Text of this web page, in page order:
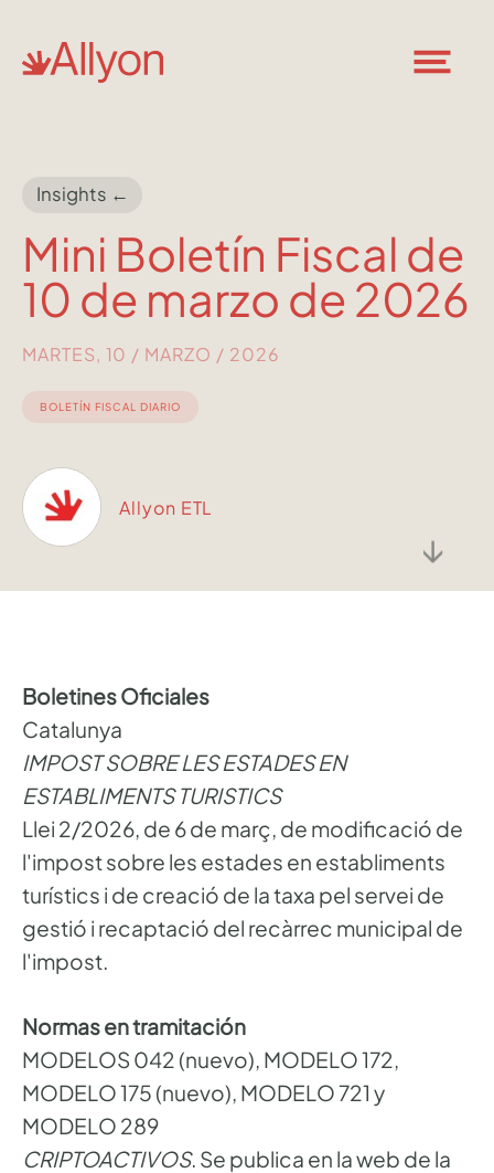
↓
Insights ←
Mini Boletín Fiscal de
10 de marzo de 2026
MARTES, 10 / MARZO / 2026
BOLETÍN FISCAL DIARIO
Allyon ETL
Boletines Oficiales
Catalunya
IMPOST SOBRE LES ESTADES EN
ESTABLIMENTS TURISTICS
Llei 2/2026, de 6 de març, de modificació de
l'impost sobre les estades en establiments
turístics i de creació de la taxa pel servei de
gestió i recaptació del recàrrec municipal de
l'impost.
Normas en tramitación
MODELOS 042 (nuevo), MODELO 172,
MODELO 175 (nuevo), MODELO 721 y
MODELO 289
CRIPTOACTIVOS. Se publica en la web de la